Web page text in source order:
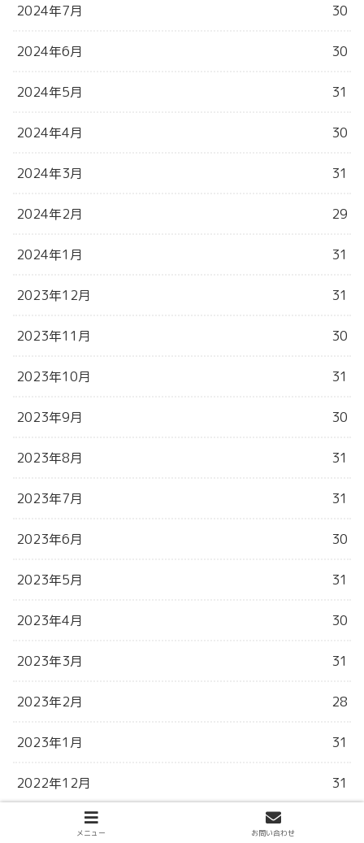
2024年7月 30
2024年6月 30
2024年5月 31
2024年4月 30
2024年3月 31
2024年2月 29
2024年1月 31
2023年12月 31
2023年11月 30
2023年10月 31
2023年9月 30
2023年8月 31
2023年7月 31
2023年6月 30
2023年5月 31
2023年4月 30
2023年3月 31
2023年2月 28
2023年1月 31
2022年12月 31
2022年11月
メニュー お問い合わせ